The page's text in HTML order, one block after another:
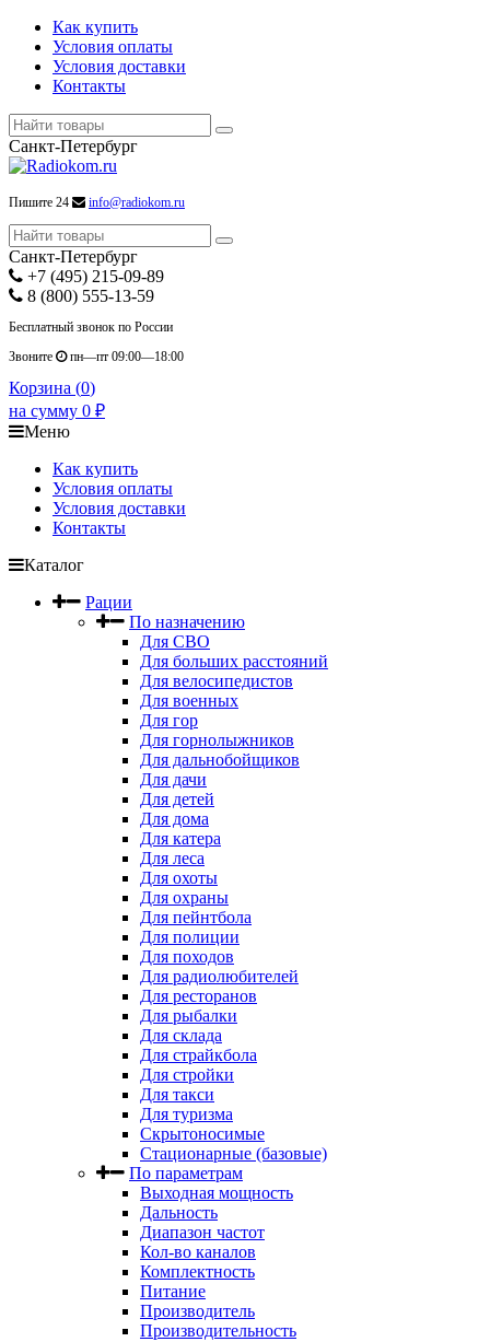
Как купить
Условия оплаты
Условия доставки
Контакты
Санкт-Петербург
Пишите 24 info@radiokom.ru
Санкт-Петербург
+7 (495) 215-09-89
8 (800) 555-13-59
Бесплатный звонок по России
Звоните
пн—пт 09:00—18:00
Корзина (0)
на сумму 0 ₽
Меню
Как купить
Условия оплаты
Условия доставки
Контакты
Каталог
Рации
По назначению
Для СВО
Для больших расстояний
Для велосипедистов
Для военных
Для гор
Для горнолыжников
Для дальнобойщиков
Для дачи
Для детей
Для дома
Для катера
Для леса
Для охоты
Для охраны
Для пейнтбола
Для полиции
Для походов
Для радиолюбителей
Для ресторанов
Для рыбалки
Для склада
Для страйкбола
Для стройки
Для такси
Для туризма
Скрытоносимые
Стационарные (базовые)
По параметрам
Выходная мощность
Дальность
Диапазон частот
Кол-во каналов
Комплектность
Питание
Производитель
Производительность